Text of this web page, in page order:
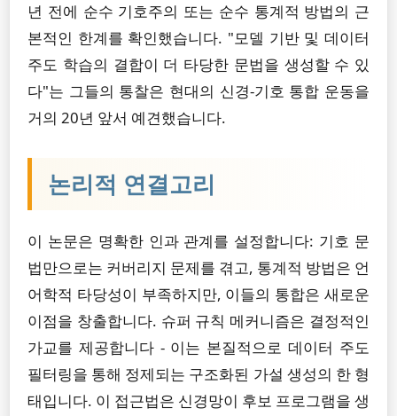
년 전에 순수 기호주의 또는 순수 통계적 방법의 근
본적인 한계를 확인했습니다. "모델 기반 및 데이터
주도 학습의 결합이 더 타당한 문법을 생성할 수 있
다"는 그들의 통찰은 현대의 신경-기호 통합 운동을
거의 20년 앞서 예견했습니다.
논리적 연결고리
이 논문은 명확한 인과 관계를 설정합니다: 기호 문
법만으로는 커버리지 문제를 겪고, 통계적 방법은 언
어학적 타당성이 부족하지만, 이들의 통합은 새로운
이점을 창출합니다. 슈퍼 규칙 메커니즘은 결정적인
가교를 제공합니다 - 이는 본질적으로 데이터 주도
필터링을 통해 정제되는 구조화된 가설 생성의 한 형
태입니다. 이 접근법은 신경망이 후보 프로그램을 생